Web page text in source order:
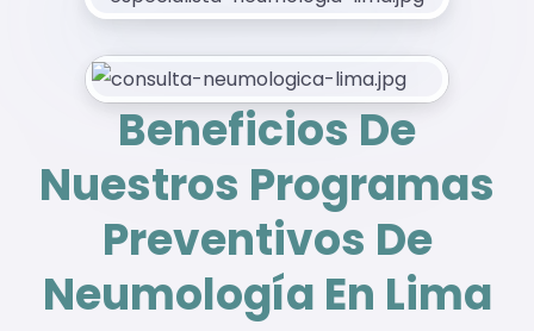
Beneficios De
Nuestros Programas
Preventivos De
Neumología En Lima